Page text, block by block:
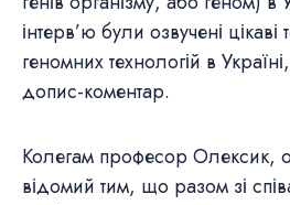
інтерв’ю були озвучені
геномних технологій в
допис-коментар.
Колегам професор Олексик,
відомий тим, що разом зі